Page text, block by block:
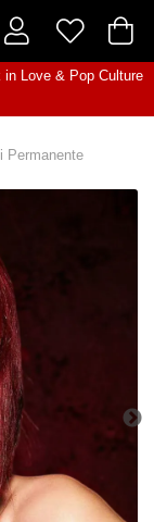
in Love& Pop Culture
Permanente